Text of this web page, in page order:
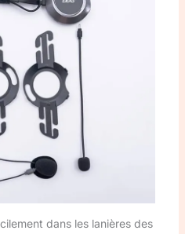
dans les lanières des